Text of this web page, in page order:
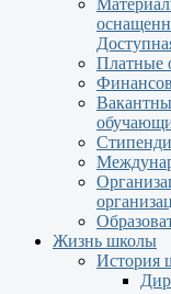
Платные
Жизнь школы
История